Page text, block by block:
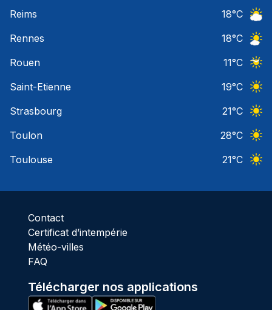
Reims
18°C
Rennes
18°C
Rouen
11°C
Saint-Etienne
19°C
Strasbourg
21°C
Toulon
28°C
Toulouse
21°C
Contact
Certificat d’intempérie
Météo-villes
FAQ
Télécharger nos applications